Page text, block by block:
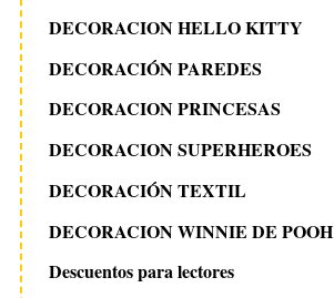
DECORACION HELLO KITTY
DECORACIÓN PAREDES
DECORACION PRINCESAS
DECORACION SUPERHEROES
DECORACIÓN TEXTIL
DECORACION WINNIE DE POOH
Descuentos para lectores